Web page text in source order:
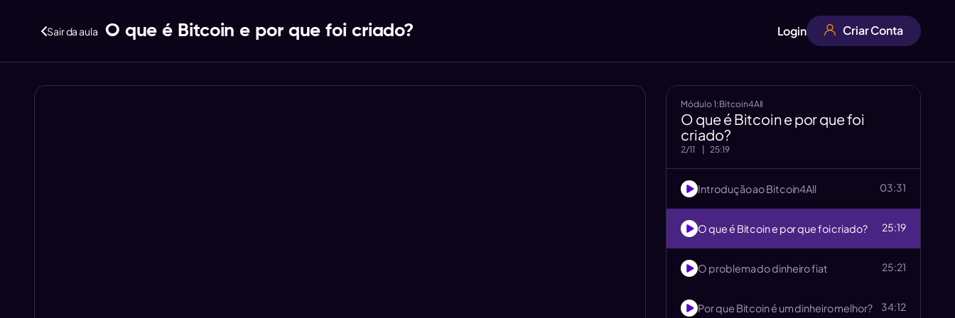
Sair da aula O que é Bitcoin e por que foi criado? Login Criar Conta
Módulo1:Bitcoin4All
O que é Bitcoin e por que foi
criado?
2/11 |25:19
Introdução ao Bitcoin4All 03:31
O que é Bitcoin e por que foi criado? 25:19
O problema do dinheiro fiat 25:21
Por que Bitcoin é um dinheiro melhor? 34:12